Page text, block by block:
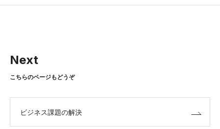
Next
こちらのページもどうぞ
ビジネス課題の解決